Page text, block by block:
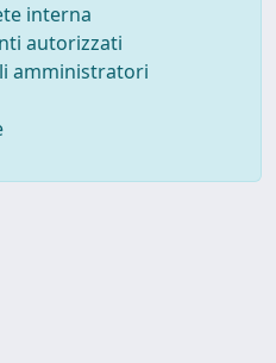
interna
autorizzati
amministratori